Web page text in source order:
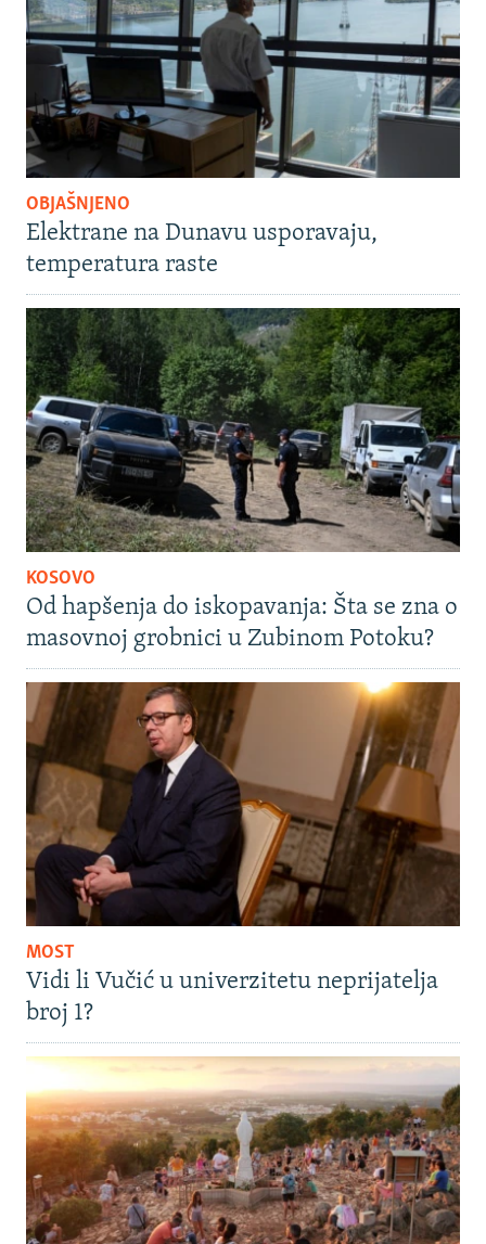
OBJAŠNJENO
Elektrane na Dunavu usporavaju,
temperatura raste
KOSOVO
Od hapšenja do iskopavanja: Šta se zna o
masovnoj grobnici u Zubinom Potoku?
MOST
Vidi li Vučić u univerzitetu neprijatelja
broj 1?